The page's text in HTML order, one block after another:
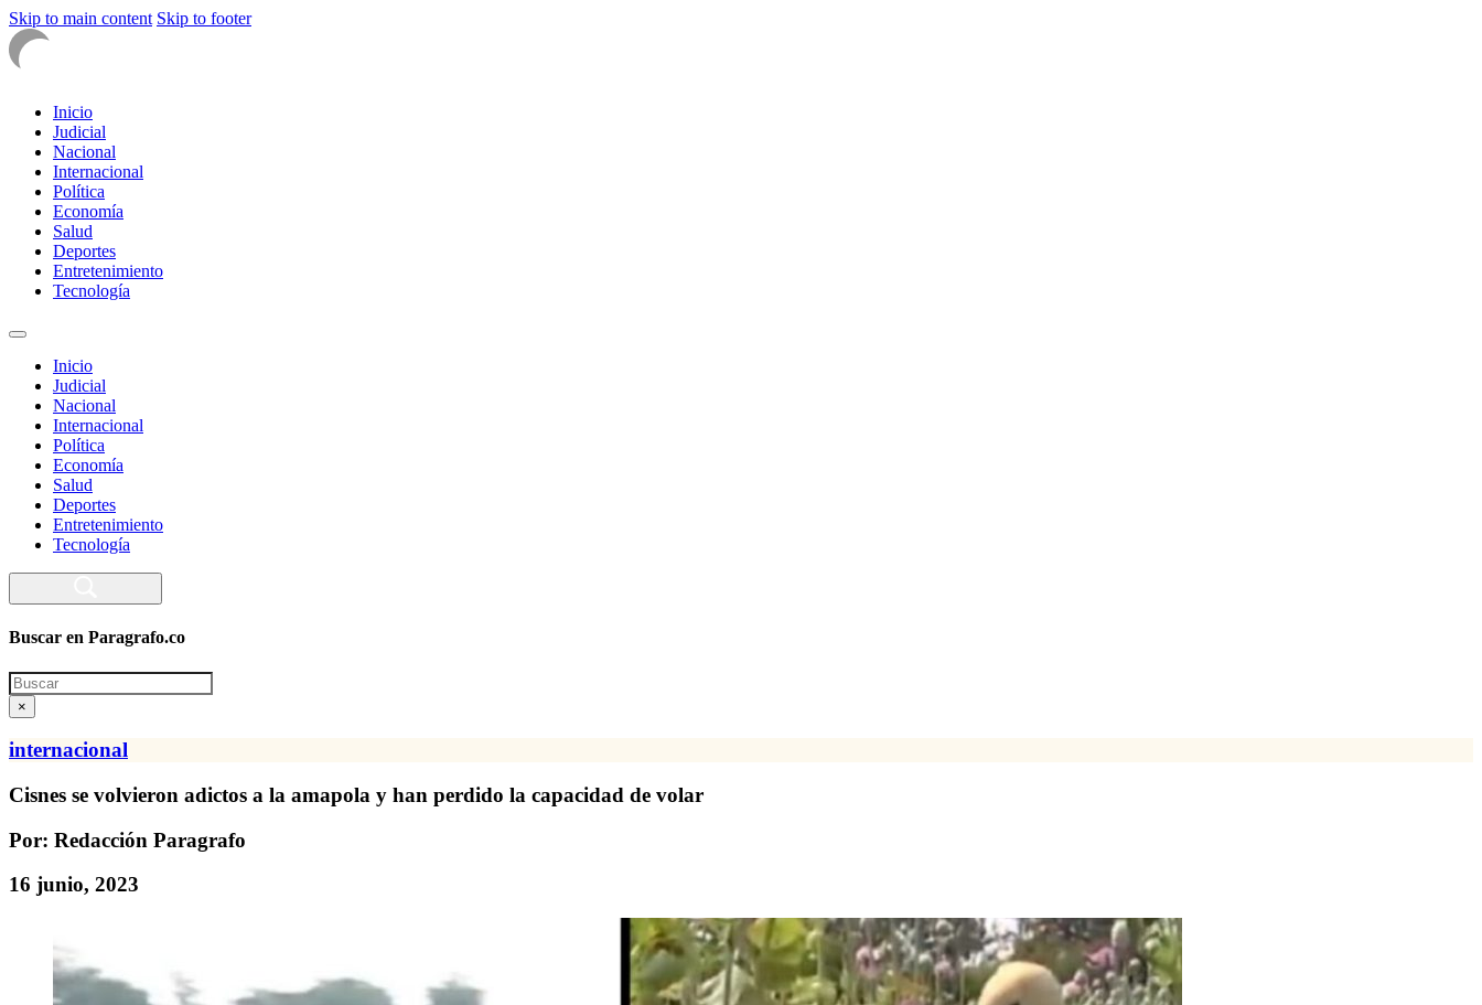
Skip to main content Skip to footer
Inicio
Judicial
Nacional
Internacional
Política
Economía
Salud
Deportes
Entretenimiento
Tecnología
Inicio
Judicial
Nacional
Internacional
Política
Economía
Salud
Deportes
Entretenimiento
Tecnología
Buscar en Paragrafo.co
Search
×
internacional
Cisnes se volvieron adictos a la amapola y han perdido la capacidad de volar
Por: Redacción Paragrafo
16 junio, 2023